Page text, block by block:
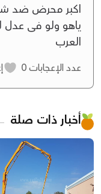
اكبر محرض ضد
ياهو ولو فى عدل
العرب
عدد الإعجابات
أخبار ذات صلة